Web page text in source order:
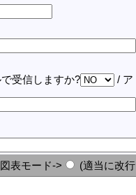
受信しますか?
/ ア
表モード-> (適当に改